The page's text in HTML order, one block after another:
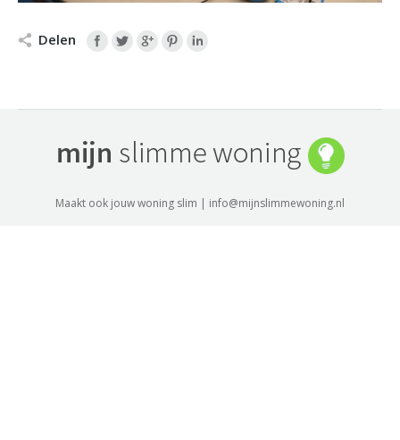
Delen
Maakt ook jouw woning slim | info@mijnslimmewoning.nl